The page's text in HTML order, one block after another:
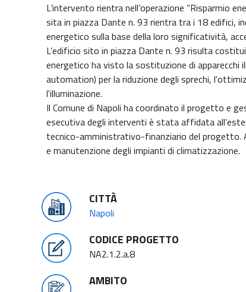
L’intervento rientra nell’operazione “Risparmio
sita in piazza Dante n. 93 rientra tra i 18 edifici,
energetico sulla base della loro significatività,
L’edificio sito in piazza Dante n. 93 risulta
energetico ha visto la sostituzione di apparecchi
automation) per la riduzione degli sprechi,
l'illuminazione.
Il Comune di Napoli ha coordinato il progetto e
esecutiva degli interventi è stata affidata
tecnico-amministrativo-finanziario del progetto.
e manutenzione degli impianti di climatizzazione.
CITTÀ
Napoli
CODICE PROGETTO
NA2.1.2.a.8
AMBITO